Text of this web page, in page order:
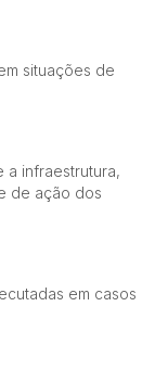
situações de
a infraestrutura,
de ação dos
em casos